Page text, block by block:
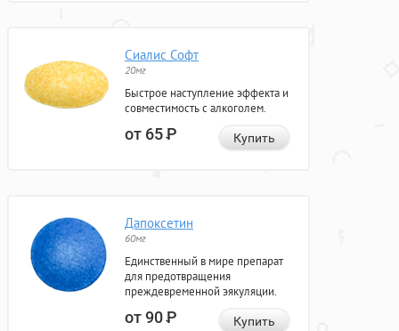
Сиалис Софт
20мг
Быстрое наступление эффекта и
совместимость с алкоголем.
от 65Р Купить
Дапоксетин
60мг
Единственный в мире препарат
для предотвращения
преждевременной эякуляции.
от 90Р Купить